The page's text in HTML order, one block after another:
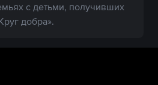
с детьми, получивших
добра».